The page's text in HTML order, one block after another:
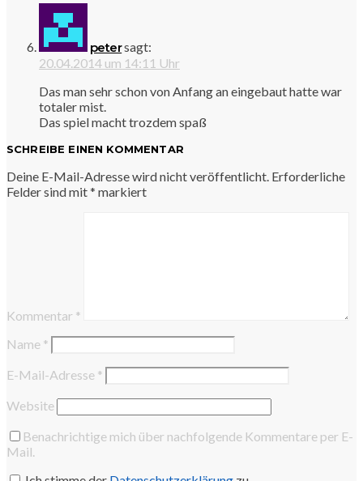
petersagt:
20.04.2014 um 14:11 Uhr
Das man sehr schon von Anfang an eingebaut hatte war
totaler mist.
Das spiel macht trozdem spaß
SCHREIBE EINEN KOMMENTAR
Deine E-Mail-Adresse wird nicht veröffentlicht. Erforderliche
Felder sind mit* markiert
Kommentar *
Name *
E-Mail-Adresse *
Website
Benachrichtige mich über nachfolgende Kommentare per E-
Mail.